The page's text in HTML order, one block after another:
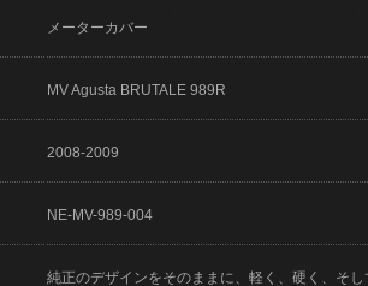
メーターカバー
MV Agusta BRUTALE 989R
2008-2009
NE-MV-989-004
純正のデザインをそのままに、軽く、硬く、そ